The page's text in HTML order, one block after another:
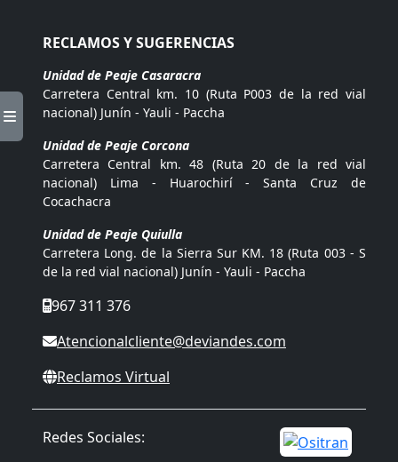
RECLAMOS Y SUGERENCIAS
Unidad de Peaje Casaracra
Carretera Central km. 10 (Ruta P003 de la red vial
nacional) Junín - Yauli - Paccha
Unidad de Peaje Corcona
Carretera Central km. 48 (Ruta 20 de la red vial
nacional) Lima - Huarochirí - Santa Cruz de
Cocachacra
Unidad de Peaje Quiulla
Carretera Long. de la Sierra Sur KM. 18 (Ruta 003 - S
de la red vial nacional) Junín - Yauli - Paccha
967 311 376
Atencionalcliente@deviandes.com
Reclamos Virtual
Redes Sociales: